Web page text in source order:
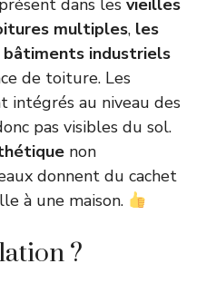
dans les vieilles
multiples, les
bâtiments industriels
de toiture. Les
intégrés au niveau des
pas visibles du sol.
non
donnent du cachet
à une maison.
?